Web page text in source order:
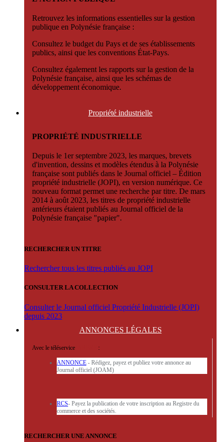
Retrouvez les informations essentielles sur la gestion
publique en Polynésie française :
Consultez le budget du Pays et de ses établissements
publics, ainsi que les conventions État-Pays.
Consultez également les rapports sur la gestion de la
Polynésie française, ainsi que les schémas de
développement économique.
Propriété industrielle
PROPRIÉTÉ INDUSTRIELLE
Depuis le 1er septembre 2023, les marques, brevets
d'invention, dessins et modèles étendus à la Polynésie
française sont publiés dans le Journal officiel – Édition
propriété industrielle (JOPI), en version numérique. Ce
nouveau format permet une recherche par titre. De mars
2014 à août 2023, les titres de propriété industrielle
antérieurs étaient publiés au Journal officiel de la
Polynésie française "papier".
RECHERCHER UN TITRE
Rechercher tous les titres publiés au JOPI
CONSULTER LA COLLECTION
Consulter le Journal officiel Propriété Industrielle (JOPI)
depuis 2023
ANNONCES LÉGALES
Avec le téléservice :
ANNONCE - Rédigez, payez et publiez votre annonce au
Journal officiel (JOAM)
RCS- Payez la publication de votre inscription au Registre du
commerce et des sociétés.
RECHERCHER UNE ANNONCE